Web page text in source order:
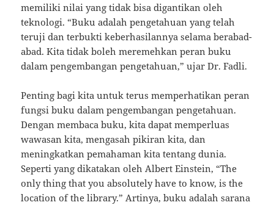
memiliki nilai yang tidak bisa digantikan oleh
teknologi. “Buku adalah pengetahuan yang telah
teruji dan terbukti keberhasilannya selama berabad-
abad. Kita tidak boleh meremehkan peran buku
dalam pengembangan pengetahuan,” ujar Dr. Fadli.
Penting bagi kita untuk terus memperhatikan peran
fungsi buku dalam pengembangan pengetahuan.
Dengan membaca buku, kita dapat memperluas
wawasan kita, mengasah pikiran kita, dan
meningkatkan pemahaman kita tentang dunia.
Seperti yang dikatakan oleh Albert Einstein, “The
only thing that you absolutely have to know, is the
location of the library.” Artinya, buku adalah sarana